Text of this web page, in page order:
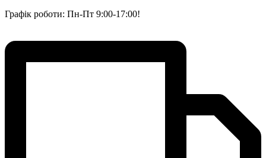
Графік роботи: Пн-Пт 9:00-17:00!